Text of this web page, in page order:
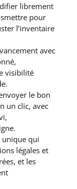
librement
pour
l’inventaire
avec
visibilité
le bon
un clic, avec
qui
légales et
et les